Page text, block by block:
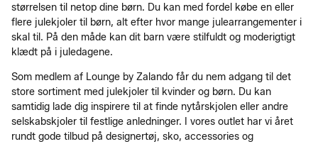
størrelsen til netop dine børn. Du kan med fordel købe en eller
flere julekjoler til børn, alt efter hvor mange julearrangementer i
skal til. På den måde kan dit barn være stilfuldt og moderigtigt
klædt på i juledagene.
Som medlem af Lounge by Zalando får du nem adgang til det
store sortiment med julekjoler til kvinder og børn. Du kan
samtidig lade dig inspirere til at finde nytårskjolen eller andre
selskabskjoler til festlige anledninger. I vores outlet har vi året
rundt gode tilbud på designertøj, sko, accessories og